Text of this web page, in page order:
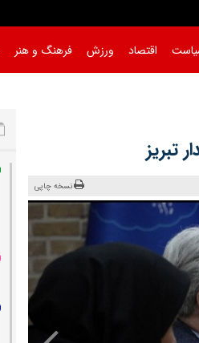
اقتصاد ورزش فرهنگ و هنر
تبریز
نسخه چاپی